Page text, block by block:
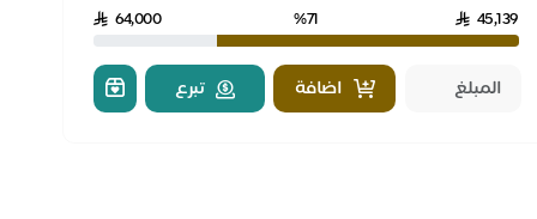
45,139
%71
64,000
اضافة تبرع